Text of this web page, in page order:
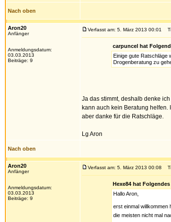
Nach oben
Aron20
Anfänger
Anmeldungsdatum:
03.03.2013
Beiträge: 9
Verfasst am: 5. März 2013 00:01
carpuncel hat
Einige gute Ratschläge
Drogenberatung zu
Ja das stimmt, deshalb denke
kann auch kein Beratung
aber danke für die Ratschläge.
Lg Aron
Nach oben
Aron20
Anfänger
Anmeldungsdatum:
03.03.2013
Beiträge: 9
Verfasst am: 5. März 2013 00:08
Hexe84 hat
Hallo Aron,
erst einmal willkommen
die meisten nicht mal